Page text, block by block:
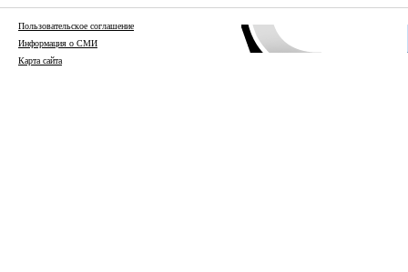
Пользовательское соглашение
Информация о СМИ
Карта сайта